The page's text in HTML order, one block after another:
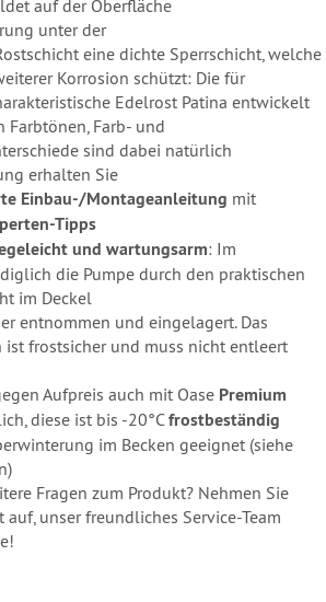
auf der Oberfläche
unter der
eine dichte Sperrschicht, welche
Korrosion schützt: Die für
Edelrost Patina entwickelt
Farbtönen, Farb- und
sind dabei natürlich
erhalten Sie
Einbau-/Montageanleitung mit
Tipps
und wartungsarm: Im
die Pumpe durch den praktischen
im Deckel
entnommen und eingelagert. Das
ist frostsicher und muss nicht entleert
Aufpreis auch mit Oase Premium
diese ist bis -20°Cfrostbeständig
im Becken geeignet (siehe
Fragen zum Produkt? Nehmen Sie
unser freundliches Service-Team